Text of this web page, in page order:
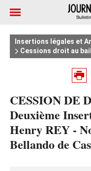
Insertions légales et
Cessions droit au bail
CESSION DE
Deuxième
Henry REY -
Bellando de